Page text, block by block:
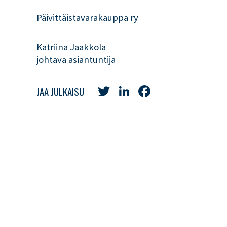
Päivittäistavarakauppa ry
Katriina Jaakkola
johtava asiantuntija
JAA JULKAISU TwitterLinkedIn